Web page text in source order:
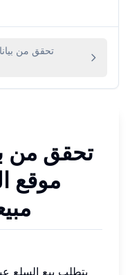
موقع
يتطلب بيع السلع